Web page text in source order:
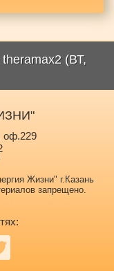
theramax2 (ВТ,
оф.229
Жизни" г.Казань
запрещено.